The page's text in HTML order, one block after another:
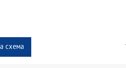
схема